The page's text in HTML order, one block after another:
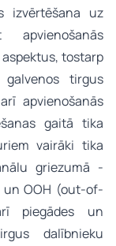
izvērtēšana uz
apvienošanās
tostarp
tirgus
apvienošanās
gaitā tika
vairāki tika
griezumā -
un OOH (out-of-
piegādes un
dalībnieku